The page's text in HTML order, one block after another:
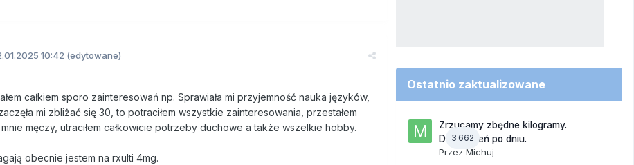
10:42 (edytowane)
całkiem sporo zainteresowań np. Sprawiała mi przyjemność nauka języków,
mi zbliżać się 30, to potraciłem wszystkie zainteresowania, przestałem
męczy, utraciłem całkowicie potrzeby duchowe a także wszelkie hobby.
obecnie jestem na rxulti 4mg.
Ostatnio zaktualizowane
3 662
Zrzucamy zbędne kilogramy.
Dieta dzień po dniu.
Przez Michuj